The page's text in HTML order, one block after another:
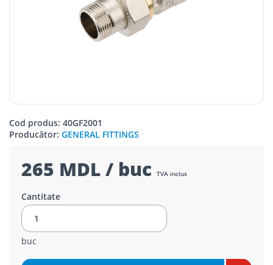
Cod produs: 40GF2001
Producător: GENERAL FITTINGS
265 MDL / buc TVA inclus
Cantitate
buc